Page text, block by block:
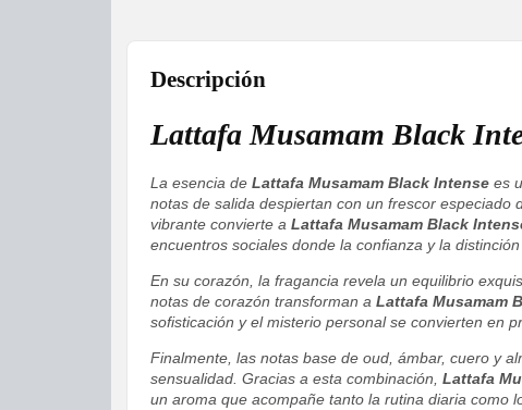
Descripción
Lattafa Musamam Black
La esencia de Lattafa Musamam Black Intense es
notas de salida despiertan con un frescor
vibrante convierte a Lattafa Musamam Black
encuentros sociales donde la confianza y la distinción
En su corazón, la fragancia revela un equilibrio
notas de corazón transforman a Lattafa Musamam
sofisticación y el misterio personal se convierten en
Finalmente, las notas base de oud, ámbar, cuero y
sensualidad. Gracias a esta combinación, Lattafa
un aroma que acompañe tanto la rutina diaria como